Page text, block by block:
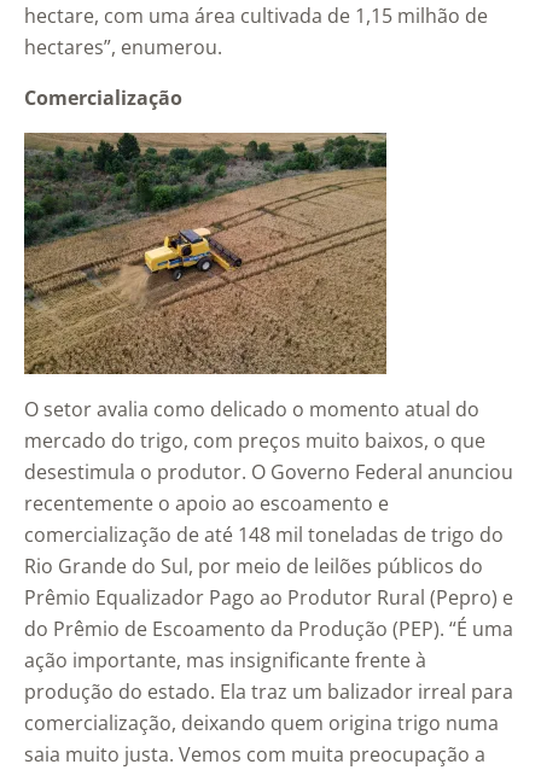
hectare, com uma área cultivada de 1,15 milhão de
hectares”, enumerou.
Comercialização
O setor avalia como delicado o momento atual do
mercado do trigo, com preços muito baixos, o que
desestimula o produtor. O Governo Federal anunciou
recentemente o apoio ao escoamento e
comercialização de até 148 mil toneladas de trigo do
Rio Grande do Sul, por meio de leilões públicos do
Prêmio Equalizador Pago ao Produtor Rural (Pepro) e
do Prêmio de Escoamento da Produção (PEP). “É uma
ação importante, mas insignificante frente à
produção do estado. Ela traz um balizador irreal para
comercialização, deixando quem origina trigo numa
saia muito justa. Vemos com muita preocupação a